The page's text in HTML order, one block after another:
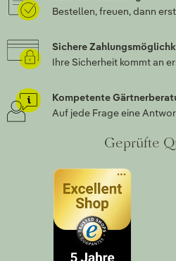
Bestellen, freuen, dann
Sichere
Ihre Sicherheit kommt an
Kompetente
Auf jede Frage eine
Geprüfte